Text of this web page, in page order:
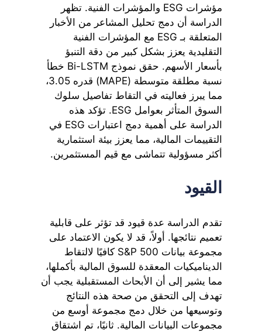
مؤشرات ESG والمؤشرات الفنية. تظهر
الدراسة أن دمج تحليل المشاعر من الأخبار
المتعلقة بـ ESG مع المؤشرات الفنية
التقليدية يعزز بشكل كبير من دقة التنبؤ
بأسعار الأسهم. حقق نموذج Bi-LSTM خطأ
نسبة مطلقة متوسطة (MAPE) قدره 3.05،
مما يبرز فعاليته في التقاط تفاصيل سلوك
السوق المتأثر بعوامل ESG. تؤكد هذه
الدراسة على أهمية دمج اعتبارات ESG في
التقييمات المالية، مما يعزز بيئة استثمارية
أكثر مسؤولية تتماشى مع قيم المستثمرين.
القيود
تقدم الدراسة عدة قيود قد تؤثر على قابلية
تعميم نتائجها. أولاً، قد لا يكون الاعتماد على
مجموعة بيانات S&P 500 كافيًا لالتقاط
الديناميكيات المعقدة للسوق المالية بأكملها،
مما يشير إلى أن الأبحاث المستقبلية يجب أن
تهدف إلى التحقق من صحة هذه النتائج
وتوسيعها من خلال دمج مجموعة أوسع من
مجموعات البيانات المالية. ثانيًا، تم اشتقاق